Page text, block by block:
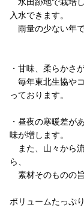
入水できます。
雨量の少ない年
・甘味、柔らかさ
毎年東北生協や
っております。
・昼夜の寒暖差が
味が増します。
また、山々から
ら、
素材そのものの
ボリュームたっぷ